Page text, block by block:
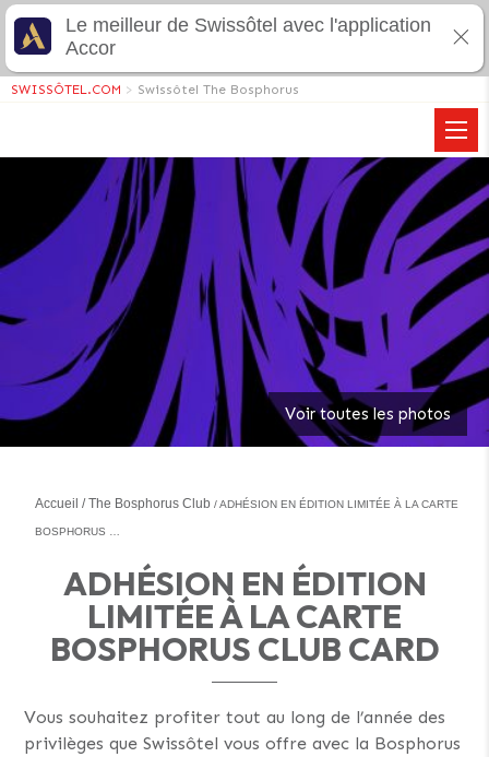
Voir toutes les photos
Accueil The Bosphorus Club ADHÉSION EN ÉDITION LIMITÉE À LA CARTE
BOSPHORUS …
ADHÉSION EN ÉDITION
LIMITÉE À LA CARTE
BOSPHORUS CLUB CARD
Vous souhaitez profiter tout au long de l’année des
privilèges que Swissôtel vous offre avec la Bosphorus
SWISSÔTEL.COM > Swissôtel The Bosphorus
Le meilleur de Swissôtel avec l'application
Accor